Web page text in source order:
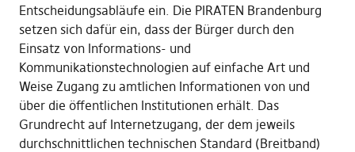
Entscheidungsabläufe ein. Die PIRATEN Brandenburg
setzen sich dafür ein, dass der Bürger durch den
Einsatz von Informations- und
Kommunikationstechnologien auf einfache Art und
Weise Zugang zu amtlichen Informationen von und
über die öffentlichen Institutionen erhält. Das
Grundrecht auf Internetzugang, der dem jeweils
durchschnittlichen technischen Standard (Breitband)